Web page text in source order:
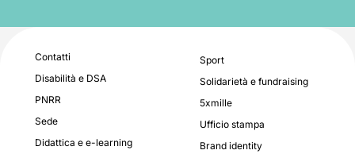
Contatti
Disabilità e DSA
PNRR
Sede
Didattica e e-learning
Sport
Solidarietà e fundraising
5xmille
Ufficio stampa
Brand identity